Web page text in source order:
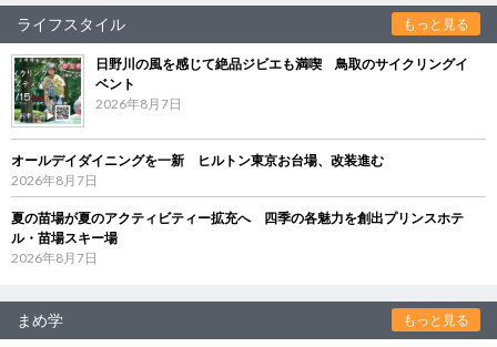
ライフスタイル もっと見る
日野川の風を感じて絶品ジビエも満喫 鳥取のサイクリングイ
ベント
2026年8月7日
オールデイダイニングを一新 ヒルトン東京お台場、改装進む
2026年8月7日
夏の苗場が夏のアクティビティー拡充へ 四季の各魅力を創出プリンスホテ
ル・苗場スキー場
2026年8月7日
まめ学 もっと見る